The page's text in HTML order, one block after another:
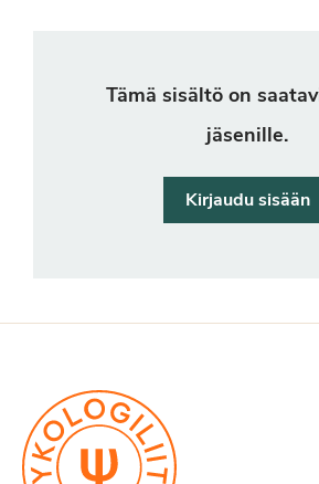
Tämä sisältö on
jäsenille.
Kirjaudu sisään